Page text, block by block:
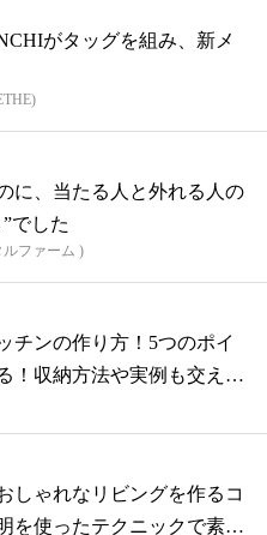
がタッグを組み、新メ
に、当たる人と外れる人の
でした
ファーム )
チンの作り方！5つのポイ
！収納方法や実例も交えて
しゃれなリビングを作るコ
を使ったテクニックで素敵